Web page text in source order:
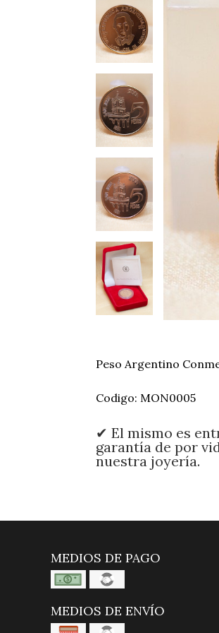
Peso Argentino
Codigo: MON0005
✔ El mismo es
garantía de por
nuestra joyería.
MEDIOS DE PAGO
MEDIOS DE ENVÍO